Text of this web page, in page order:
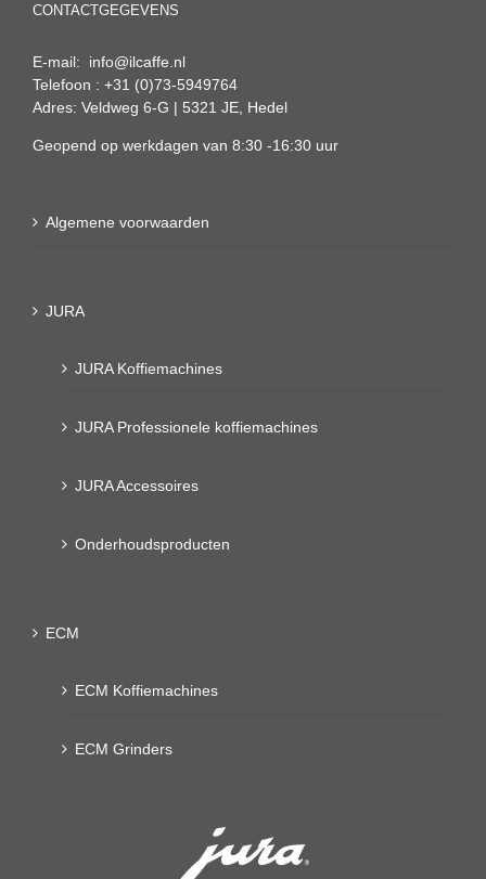
CONTACTGEGEVENS
E-mail: info@ilcaffe.nl
Telefoon : +31 (0)73-5949764
Adres: Veldweg 6-G | 5321 JE, Hedel
Geopend op werkdagen van 8:30 -16:30 uur
Algemene voorwaarden
JURA
JURA Koffiemachines
JURA Professionele koffiemachines
JURA Accessoires
Onderhoudsproducten
ECM
ECM Koffiemachines
ECM Grinders